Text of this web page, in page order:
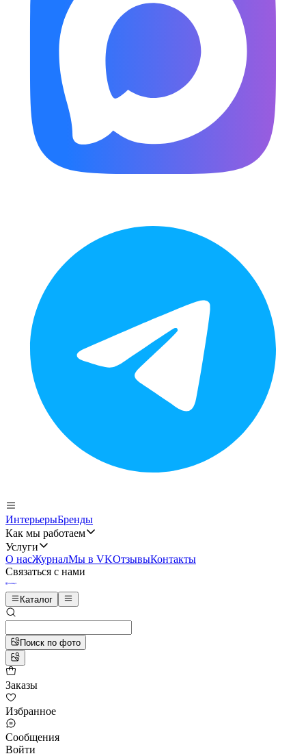
ИнтерьерыБренды
Как мы работаем
Услуги
О насЖурналМы в VKОтзывыКонтакты
Связаться с нами
Каталог
Поиск по фото
Заказы
Избранное
Сообщения
Войти